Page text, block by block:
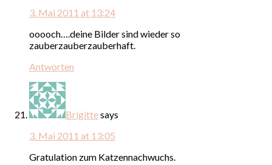
3. Mai 2011 at 13:24
ooooch….deine Bilder sind wieder so
zauberzauberzauberhaft.
Antworten
Brigittesays
3. Mai 2011 at 13:05
Gratulation zum Katzennachwuchs.